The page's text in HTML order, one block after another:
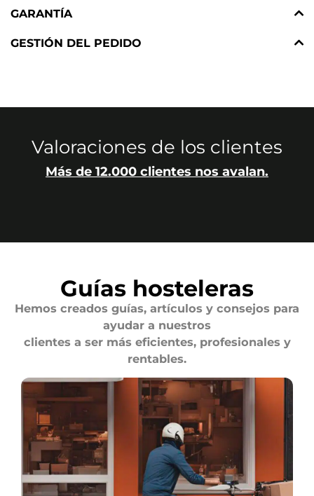
GARANTÍA
GESTIÓN DEL PEDIDO
Valoraciones de los clientes
Más de 12.000 clientes nos avalan.
Guías hosteleras
Hemos creados guías, artículos y consejos para
ayudar a nuestros
clientes a ser más eficientes, profesionales y
rentables.